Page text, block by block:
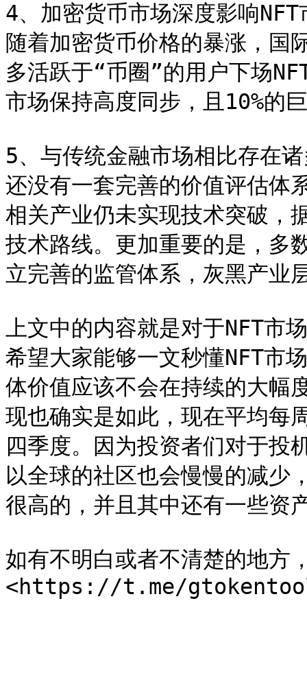
4、加密货币市场深度影响
随着加密货币价格的暴涨，国
多活跃于“币圈”的用户下场
市场保持高度同步，且10%的
5、与传统金融市场相比存在
还没有一套完善的价值评估体
相关产业仍未实现技术突破，
技术路线。更加重要的是，多
立完善的监管体系，灰黑产业
上文中的内容就是对于NFT市
希望大家能够一文秒懂NFT市
体价值应该不会在持续的大幅
现也确实是如此，现在平均每
四季度。因为投资者们对于投
以全球的社区也会慢慢的减少
很高的，并且其中还有一些资
如有不明白或者不清楚的地方